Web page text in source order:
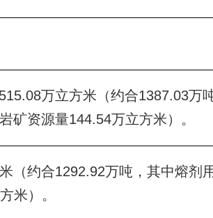
万立方米（约合1387.03万
矿资源量144.54万立方米）。
（约合1292.92万吨，其中熔剂
米）。